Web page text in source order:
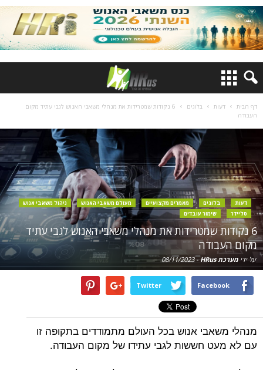
דף הבית דעות בלוגים
6 נקודות שמטרידות את מנהלי משאבי האנוש לגבי עתיד מקום
העבודה
דעות בלוגים מאמרים מקצועיים מעולם משאבי האנוש
ניהול משאבי אנוש
סליידר
שימור עובדים
6 נקודות שמטרידות את מנהלי משאבי האנוש לגבי עתיד
מקום העבודה
על ידי מערכת HRus -
08/11/2023
Facebook
Twitter
מנהלי משאבי אנוש בכל העולם מתמודדים בתקופה זו
עם לא מעט חששות לגבי עתידו של מקום העבודה.